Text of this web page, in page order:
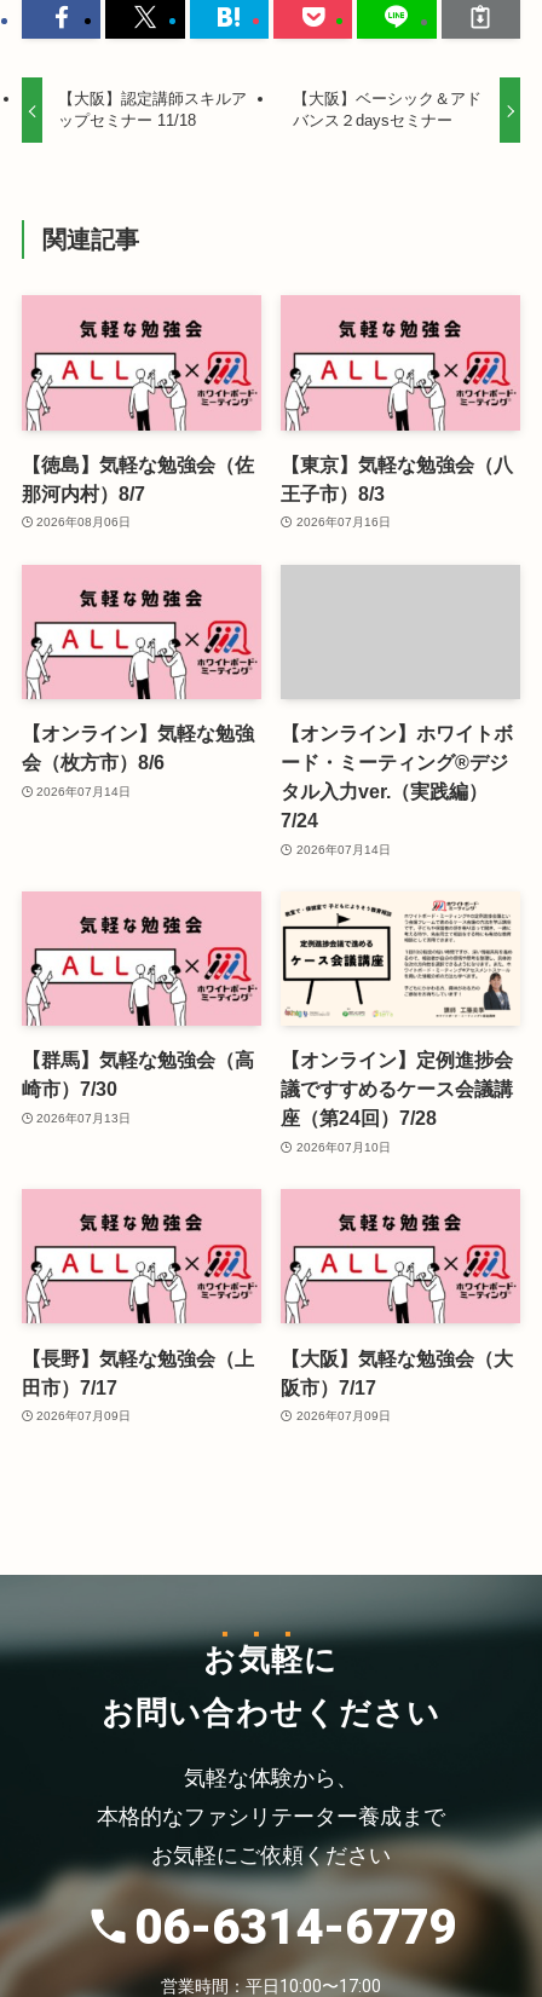
【大阪】認定講師スキルア
ップセミナー 11/18
【大阪】ベーシック＆アド
バンス２daysセミナー
関連記事
【徳島】気軽な勉強会（佐
那河内村）8/7
2026年08月06日
【東京】気軽な勉強会（八
王子市）8/3
2026年07月16日
【オンライン】気軽な勉強
会（枚方市）8/6
2026年07月14日
【オンライン】ホワイトボ
ード・ミーティング®デジ
タル入力ver.（実践編）
7/24
2026年07月14日
【群馬】気軽な勉強会（高
崎市）7/30
2026年07月13日
【オンライン】定例進捗会
議ですすめるケース会議講
座（第24回）7/28
2026年07月10日
【長野】気軽な勉強会（上
田市）7/17
2026年07月09日
【大阪】気軽な勉強会（大
阪市）7/17
2026年07月09日
お気軽に
お問い合わせください
気軽な体験から、
本格的なファシリテーター養成まで
お気軽にご依頼ください
06-6314-6779
営業時間：平日10:00〜17:00